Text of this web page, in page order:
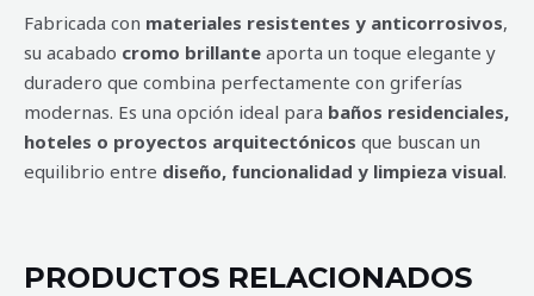
Fabricada con materiales resistentes y anticorrosivos,
su acabado cromo brillante aporta un toque elegante y
duradero que combina perfectamente con griferías
modernas. Es una opción ideal para baños residenciales,
hoteles o proyectos arquitectónicos que buscan un
equilibrio entre diseño, funcionalidad y limpieza visual.
PRODUCTOS RELACIONADOS